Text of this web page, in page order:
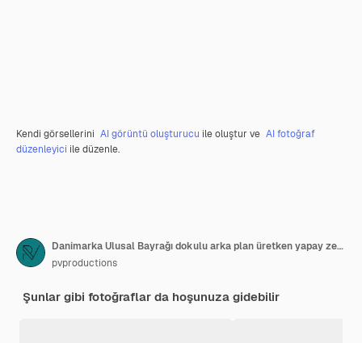
Kendi görsellerini AI görüntü oluşturucu ile oluştur ve AI fotoğraf
düzenleyici ile düzenle.
Danimarka Ulusal Bayrağı dokulu arka plan üretken yapay zeka
pvproductions
Şunlar gibi fotoğraflar da hoşunuza gidebilir